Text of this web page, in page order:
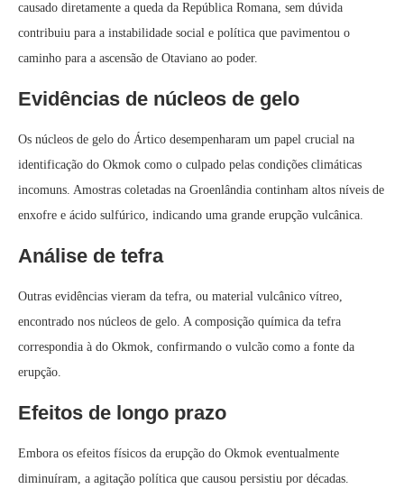
causado diretamente a queda da República Romana, sem dúvida
contribuiu para a instabilidade social e política que pavimentou o
caminho para a ascensão de Otaviano ao poder.
Evidências de núcleos de gelo
Os núcleos de gelo do Ártico desempenharam um papel crucial na
identificação do Okmok como o culpado pelas condições climáticas
incomuns. Amostras coletadas na Groenlândia continham altos níveis de
enxofre e ácido sulfúrico, indicando uma grande erupção vulcânica.
Análise de tefra
Outras evidências vieram da tefra, ou material vulcânico vítreo,
encontrado nos núcleos de gelo. A composição química da tefra
correspondia à do Okmok, confirmando o vulcão como a fonte da
erupção.
Efeitos de longo prazo
Embora os efeitos físicos da erupção do Okmok eventualmente
diminuíram, a agitação política que causou persistiu por décadas.